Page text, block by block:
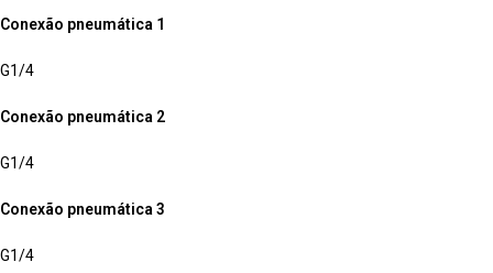
Conexão pneumática 1
G1/4
Conexão pneumática 2
G1/4
Conexão pneumática 3
G1/4